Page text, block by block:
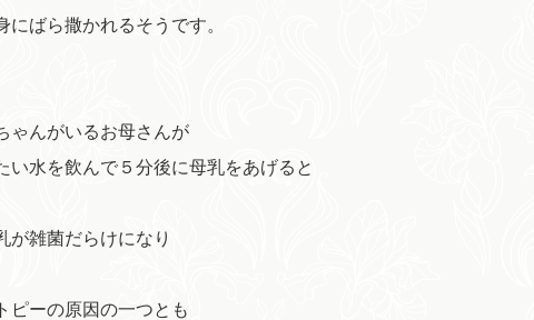
にばら撒かれるそうです。
ゃんがいるお母さんが
い水を飲んで５分後に母乳をあげると
が雑菌だらけになり
ピーの原因の一つとも